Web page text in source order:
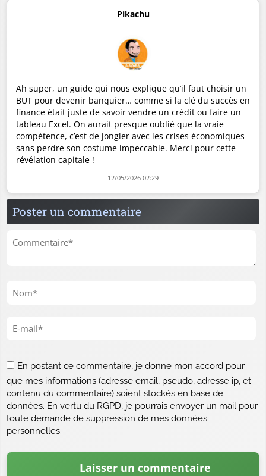
Pikachu
Ah super, un guide qui nous explique qu’il faut choisir un
BUT pour devenir banquier… comme si la clé du succès en
finance était juste de savoir vendre un crédit ou faire un
tableau Excel. On aurait presque oublié que la vraie
compétence, c’est de jongler avec les crises économiques
sans perdre son costume impeccable. Merci pour cette
révélation capitale !
12/05/2026 02:29
Poster un commentaire
En postant ce commentaire, je donne mon accord pour
que mes informations (adresse email, pseudo, adresse ip, et
contenu du commentaire) soient stockés en base de
données. En vertu du RGPD, je pourrais envoyer un mail pour
toute demande de suppression de mes données
personnelles.